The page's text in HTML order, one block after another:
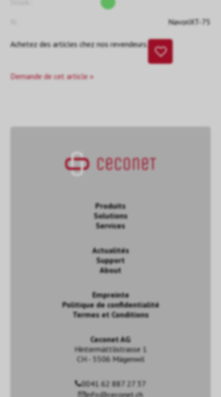
NavoriXT-75
Achetez des articles chez nos revendeurs.
Demande de cet article »
Produits
Solutions
Services
Actualités
Support
About
Empreinte
Politique de confidentialité
Termes et Conditions
Ceconet AG
Hintermättlistrasse 1
CH - 5506 Mägenwil
0041 62 887 27 37
info@ceconet.ch